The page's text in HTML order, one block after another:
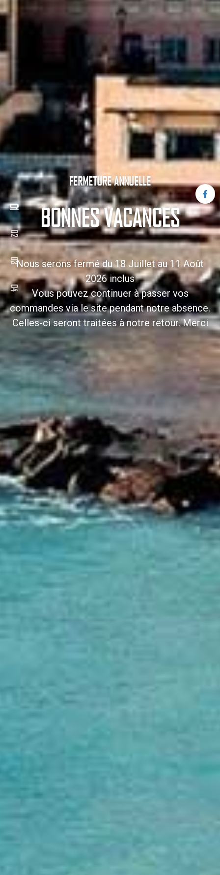
FERMETURE ANNUELLE
BONNES VACANCES
Nous serons fermé du 18 Juillet au 11 Août
2026 inclus
Vous pouvez continuer à passer vos
commandes via le site pendant notre absence.
Celles-ci seront traitées à notre retour. Merci